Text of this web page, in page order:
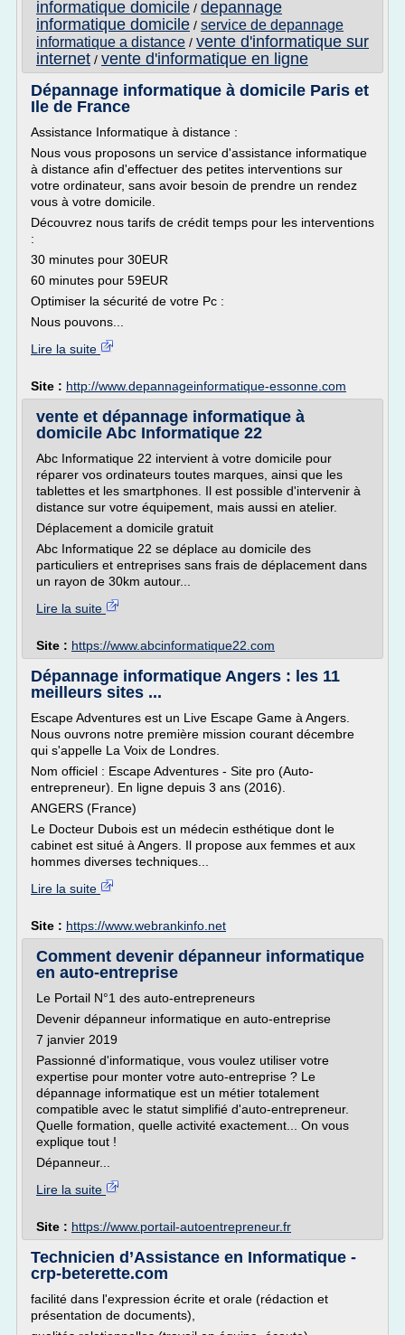
informatique domicile / depannage
informatique domicile / service de depannage
informatique a distance / vente d'informatique sur
internet / vente d'informatique en ligne
Dépannage informatique à domicile Paris et
Ile de France
Assistance Informatique à distance :
Nous vous proposons un service d'assistance informatique
à distance afin d'effectuer des petites interventions sur
votre ordinateur, sans avoir besoin de prendre un rendez
vous à votre domicile.
Découvrez nous tarifs de crédit temps pour les interventions
:
30 minutes pour 30EUR
60 minutes pour 59EUR
Optimiser la sécurité de votre Pc :
Nous pouvons...
Lire la suite
Site : http://www.depannageinformatique-essonne.com
vente et dépannage informatique à
domicile Abc Informatique 22
Abc Informatique 22 intervient à votre domicile pour
réparer vos ordinateurs toutes marques, ainsi que les
tablettes et les smartphones. Il est possible d'intervenir à
distance sur votre équipement, mais aussi en atelier.
Déplacement a domicile gratuit
Abc Informatique 22 se déplace au domicile des
particuliers et entreprises sans frais de déplacement dans
un rayon de 30km autour...
Lire la suite
Site : https://www.abcinformatique22.com
Dépannage informatique Angers : les 11
meilleurs sites ...
Escape Adventures est un Live Escape Game à Angers.
Nous ouvrons notre première mission courant décembre
qui s'appelle La Voix de Londres.
Nom officiel : Escape Adventures - Site pro (Auto-
entrepreneur). En ligne depuis 3 ans (2016).
ANGERS (France)
Le Docteur Dubois est un médecin esthétique dont le
cabinet est situé à Angers. Il propose aux femmes et aux
hommes diverses techniques...
Lire la suite
Site : https://www.webrankinfo.net
Comment devenir dépanneur informatique
en auto-entreprise
Le Portail N°1 des auto-entrepreneurs
Devenir dépanneur informatique en auto-entreprise
7 janvier 2019
Passionné d'informatique, vous voulez utiliser votre
expertise pour monter votre auto-entreprise ? Le
dépannage informatique est un métier totalement
compatible avec le statut simplifié d'auto-entrepreneur.
Quelle formation, quelle activité exactement... On vous
explique tout !
Dépanneur...
Lire la suite
Site : https://www.portail-autoentrepreneur.fr
Technicien d’Assistance en Informatique -
crp-beterette.com
facilité dans l'expression écrite et orale (rédaction et
présentation de documents),